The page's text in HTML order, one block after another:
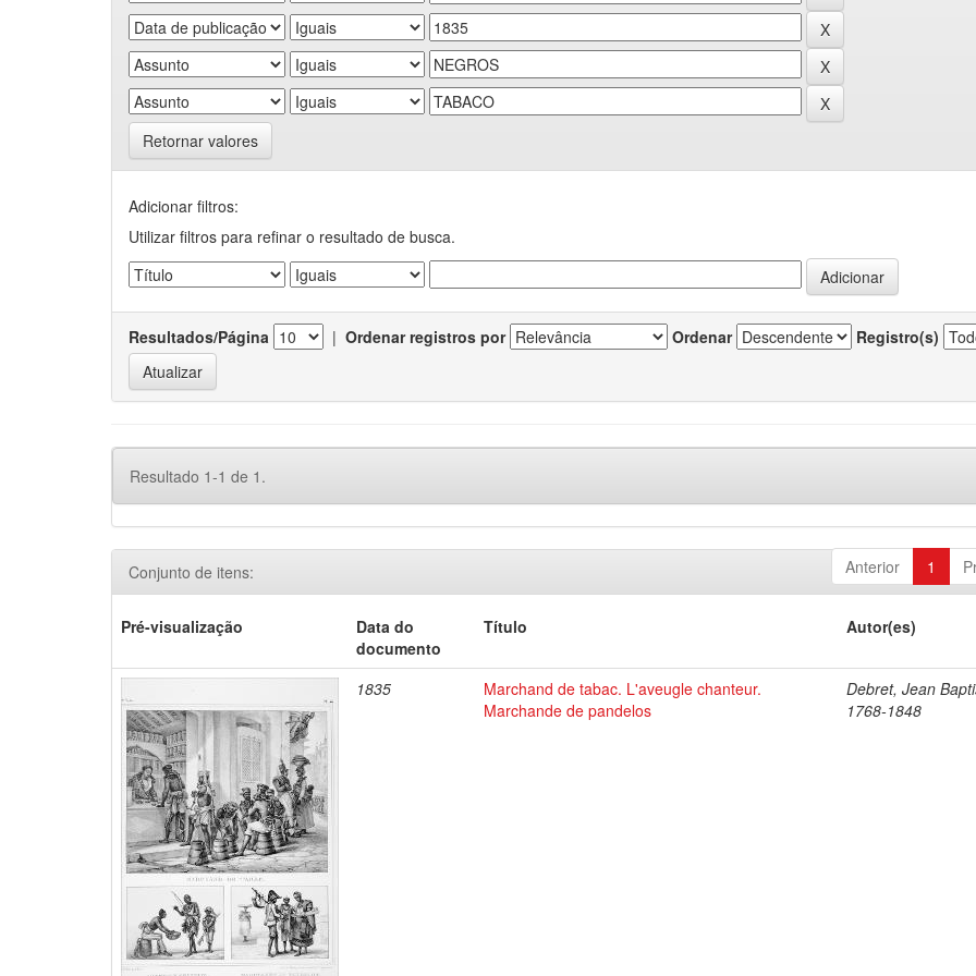
Retornar valores
Adicionar filtros:
Utilizar filtros para refinar o resultado de busca.
Resultados/Página | Ordenar registros por Ordenar Registro(s)
Resultado 1-1 de 1.
Anterior 1
Conjunto de itens:
Pré-visualização
Data do
documento
Título Autor(es)
1835
Marchand de tabac. L'aveugle chanteur.
Marchande de pandelos
Debret, Jean
1768-1848